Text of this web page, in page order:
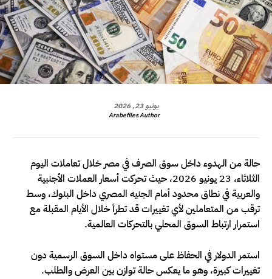
يونيو 23, 2026
Arabefiles Author
حالة من الهدوء داخل سوق الصرف في مصر خلال تعاملات اليوم
الثلاثاء، 23 يونيو 2026، حيث تحركت أسعار العملات الأجنبية
والعربية في نطاق محدود أمام الجنيه المصري داخل البنوك، وسط
ترقب من المتعاملين لأي تغييرات قد تطرأ خلال الأيام المقبلة مع
استمرار ارتباط السوق المحلي بالتحركات العالمية.
استمر الدولار في الحفاظ على مستواه داخل السوق الرسمية دون
تغييرات كبيرة، وهو ما يعكس حالة توازن بين العرض والطلب.